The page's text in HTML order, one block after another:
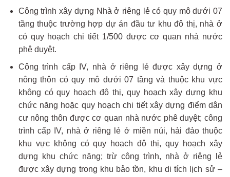
Công trình xây dựng Nhà ở riêng lẻ có quy mô dưới 07
tầng thuộc trường hợp dự án đầu tư khu đô thị, nhà ở
có quy hoạch chi tiết 1/500 được cơ quan nhà nước
phê duyệt.
Công trình cấp IV, nhà ở riêng lẻ được xây dựng ở
nông thôn có quy mô dưới 07 tầng và thuộc khu vực
không có quy hoạch đô thị, quy hoạch xây dựng khu
chức năng hoặc quy hoạch chi tiết xây dựng điểm dân
cư nông thôn được cơ quan nhà nước phê duyệt; công
trình cấp IV, nhà ở riêng lẻ ở miền núi, hải đảo thuộc
khu vực không có quy hoạch đô thị, quy hoạch xây
dựng khu chức năng; trừ công trình, nhà ở riêng lẻ
được xây dựng trong khu bảo tồn, khu di tích lịch sử –